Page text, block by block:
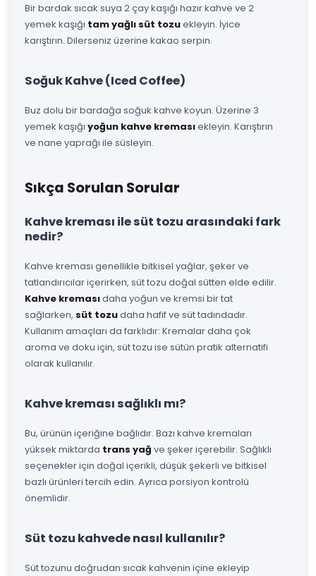
Bir bardak sıcak suya 2 çay kaşığı hazır kahve ve 2
yemek kaşığı tam yağlı süt tozuekleyin. İyice
karıştırın. Dilerseniz üzerine kakao serpin.
Soğuk Kahve (Iced Coffee)
Buz dolu bir bardağa soğuk kahve koyun. Üzerine 3
yemek kaşığı yoğun kahve kremasıekleyin. Karıştırın
ve nane yaprağı ile süsleyin.
Sıkça Sorulan Sorular
Kahve kreması ile süt tozu arasındaki fark
nedir?
Kahve kreması genellikle bitkisel yağlar, şeker ve
tatlandırıcılar içerirken, süt tozu doğal sütten elde edilir.
Kahve kremasıdaha yoğun ve kremsi bir tat
sağlarken, süt tozudaha hafif ve süt tadındadır.
Kullanım amaçları da farklıdır: Kremalar daha çok
aroma ve doku için, süt tozu ise sütün pratik alternatifi
olarak kullanılır.
Kahve kreması sağlıklı mı?
Bu, ürünün içeriğine bağlıdır. Bazı kahve kremaları
yüksek miktarda trans yağ ve şeker içerebilir. Sağlıklı
seçenekler için doğal içerikli, düşük şekerli ve bitkisel
bazlı ürünleri tercih edin. Ayrıca porsiyon kontrolü
önemlidir.
Süt tozu kahvede nasıl kullanılır?
Süt tozunu doğrudan sıcak kahvenin içine ekleyip